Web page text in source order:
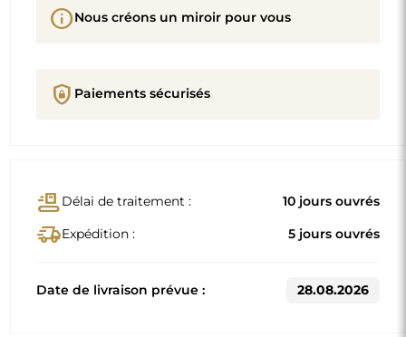
infoNous créons un miroir pour vous
shield_lock Paiements sécurisés
conveyor_beltDélai de traitement : 10 jours ouvrés
delivery_truck_speedExpédition : 5 jours ouvrés
Date de livraison prévue : 28.08.2026